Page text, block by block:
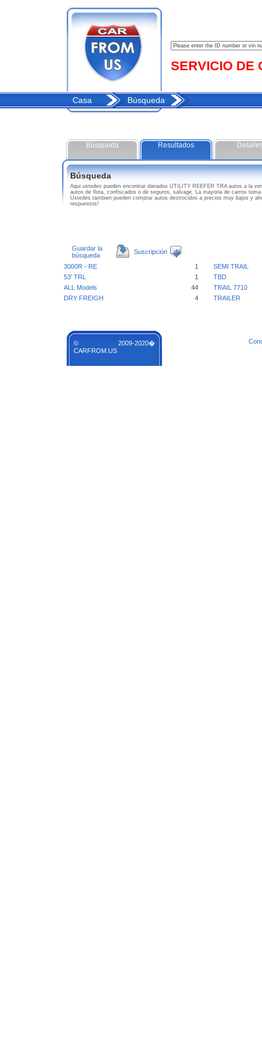
SERVICIO DE
Casa Búsqueda
Búsqueda Resultados
Búsqueda
Aqui ustedes pueden encontrar danados UTILITY REEFER TRA autos a la
autos de flota, confiscados o de seguros, salvage. La mayoria de carros
Ustedes tambien pueden comprar autos destrocidos a precios muy bajos y
respuestos!
Guardar la
búsqueda
Suscripción
3000R - RE 1
SEMI TRAIL
53' TRL
1
TBD
ALL Models
44
TRAIL 7710
DRY FREIGH
4 TRAILER
© 2009-2020�
CARFROM.US